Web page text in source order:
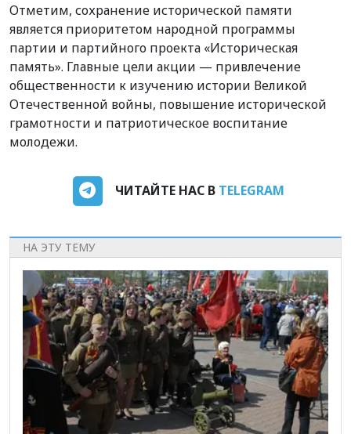
Отметим, сохранение исторической памяти
является приоритетом народной программы
партии и партийного проекта «Историческая
память». Главные цели акции — привлечение
общественности к изучению истории Великой
Отечественной войны, повышение исторической
грамотности и патриотическое воспитание
молодежи.
ЧИТАЙТЕ НАС В TELEGRAM
НА ЭТУ ТЕМУ